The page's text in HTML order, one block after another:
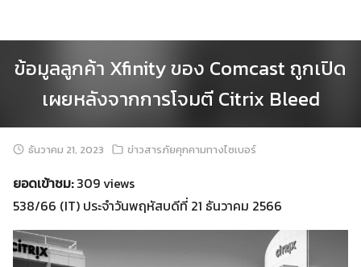
ข้อมูลลูกค้า Xfinity ของ Comcast ถูกเปิด
เผยหลังจากการโจมตี Citrix Bleed
ธันวาคม 21, 2023 ข่าวสารภัยคุกคามทางไซเบอร์
ยอดเข้าชม:309 views
538/66 (IT) ประจำวันพฤหัสบดีที่ 21 ธันวาคม 2566